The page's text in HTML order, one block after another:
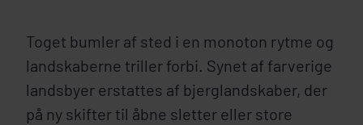
Toget bumler af sted i en monoton rytme og
landskaberne triller forbi. Synet af farverige
landsbyer erstattes af bjerglandskaber, der
på ny skifter til åbne sletter eller store